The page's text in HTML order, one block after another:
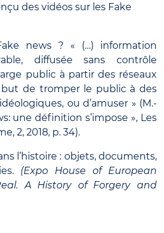
des vidéos sur les Fake
news ? « (…) information
diffusée sans contrôle
public à partir des réseaux
but de tromper le public à des
ou d’amuser » (M.-
une définition s’impose », Les
2, 2018, p. 34).
l’histoire : objets, documents,
(Expo House of European
A History of Forgery and